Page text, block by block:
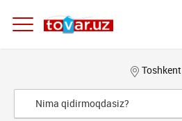
Toshkent